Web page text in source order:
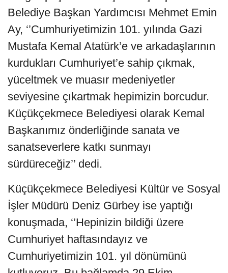
Belediye Başkan Yardımcısı Mehmet Emin
Ay, ‘’Cumhuriyetimizin 101. yılında Gazi
Mustafa Kemal Atatürk’e ve arkadaşlarının
kurdukları Cumhuriyet’e sahip çıkmak,
yüceltmek ve muasır medeniyetler
seviyesine çıkartmak hepimizin borcudur.
Küçükçekmece Belediyesi olarak Kemal
Başkanımız önderliğinde sanata ve
sanatseverlere katkı sunmayı
sürdüreceğiz’’ dedi.
Küçükçekmece Belediyesi Kültür ve Sosyal
İşler Müdürü Deniz Gürbey ise yaptığı
konuşmada, ‘’Hepinizin bildiği üzere
Cumhuriyet haftasındayız ve
Cumhuriyetimizin 101. yıl dönümünü